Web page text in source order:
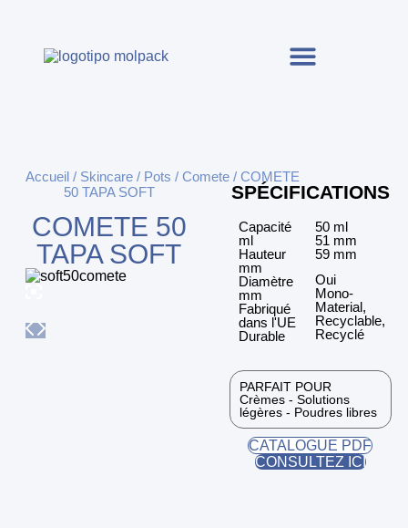
Accueil / Skincare / Pots / Comete / COMETE
50 TAPA SOFT
COMETE 50
TAPA SOFT
SPÉCIFICATIONS
Capacité
ml
Hauteur
mm
Diamètre
mm
Fabriqué
dans l'UE
Durable
50 ml
51 mm
59 mm
Oui
Mono-
Material,
Recyclable,
Recyclé
PARFAIT POUR
Crèmes - Solutions
légères - Poudres libres
CATALOGUE PDF
CONSULTEZ ICI